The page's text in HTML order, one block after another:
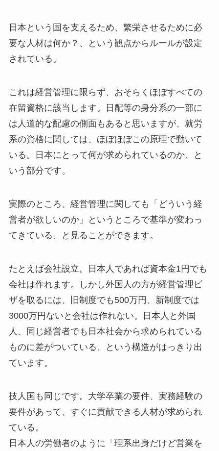
日本という国を支えるため、繁栄させるために必
要な人材は何か？、という観点からルールが設定
されている。
これは経営管理に限らず、おそらくほぼすべての
在留資格に該当します。日配等の身分系の一部に
は人道的な配慮の側面もあると思いますが、就労
系の資格に関しては、ほぼほぼこの原理で動いて
いる。日本にとって何が求められているのか、と
いう部分です。
実際のところ、経営管理に関しても「どういう経
営者が欲しいのか」というところで基準が変わっ
てきている、と見ることができます。
たとえば会社設立。日本人であれば資本金1円でも
会社は作れます。しかし外国人の方が経営管理ビ
ザを取るには、旧制度でも500万円、新制度では
3000万円ないと会社は作れない。日本人と外国
人、同じ経営者でも日本社会から求められている
ものに差がついている、という構造がはっきり出
ています。
技人国も同じです。大学卒業の要件、実務経験の
要件があって、すぐに貢献できる人材が求められ
ている。
日本人の労働者のように「理系出身だけど営業を